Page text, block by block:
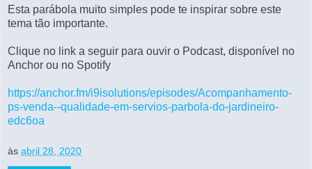
Esta parábola muito simples pode te inspirar sobre este
tema tão importante.
Clique no link a seguir para ouvir o Podcast, disponível no
Anchor ou no Spotify
https://anchor.fm/i9isolutions/episodes/Acompanhamento-
ps-venda--qualidade-em-servios-parbola-do-jardineiro-
edc6oa
às abril 28, 2020